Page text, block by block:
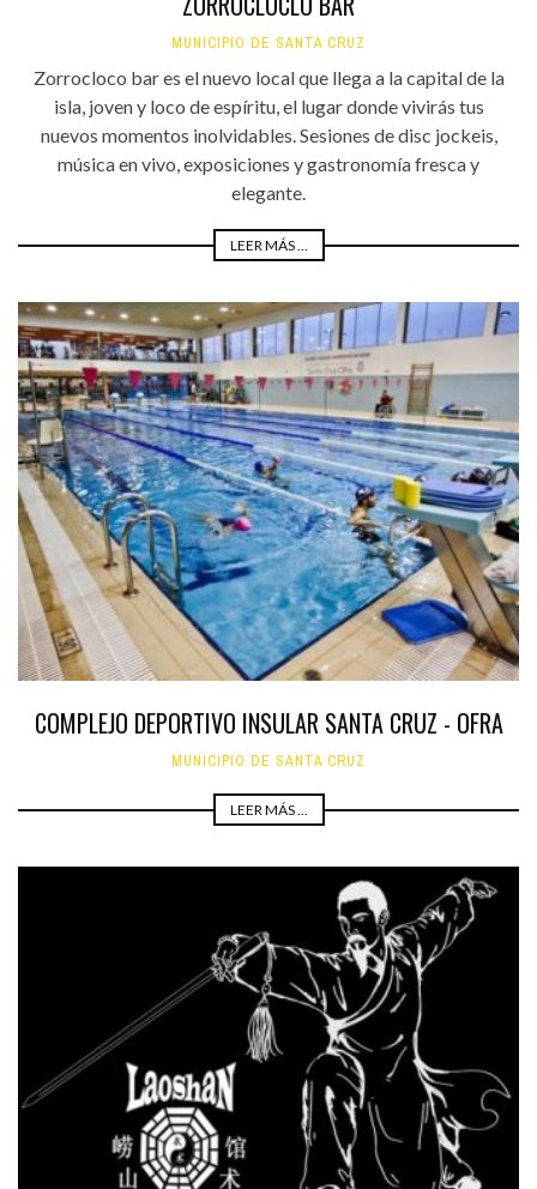
MUNICIPIO DE SANTA CRUZ
Zorrocloco bar es el nuevo local que llega a la capital de la
isla, joven y loco de espíritu, el lugar donde vivirás tus
nuevos momentos inolvidables. Sesiones de disc jockeis,
música en vivo, exposiciones y gastronomía fresca y
elegante.
LEER MÁS ...
COMPLEJO DEPORTIVO INSULAR SANTA CRUZ - OFRA
MUNICIPIO DE SANTA CRUZ
LEER MÁS ...